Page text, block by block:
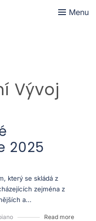
Menu
Vývoj
2025
který se skládá z
zejména z
a...
Read more